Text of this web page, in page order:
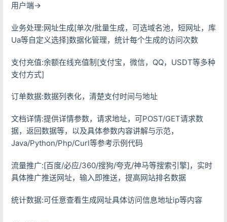
用户端->
业务处理:网址生成[单次/批量生成，可选域名池，短网址，库
Ua等自定义选择]数据化管理，统计每个生成的访问次数
支付充值:余额在线充值制[支付宝，微信，QQ，USDT等多种
支付方式]
订单数据:数据列表化，清楚支付时间与地址
文档详情:提供详情参数，请求地址，可POST/GET请求数
据，返回数据等，以及具体参数内容讲解与示范，
Java/Python/Php/Curl等参考示例代码
流量推广:[百度/必应/360/搜狗/夸克/神马等搜索引擎]，实时
具体推广推送网址，输入即推送，提高网站排名数据
统计数据:可任意查看生成网址具体访问信息地址ip等内容